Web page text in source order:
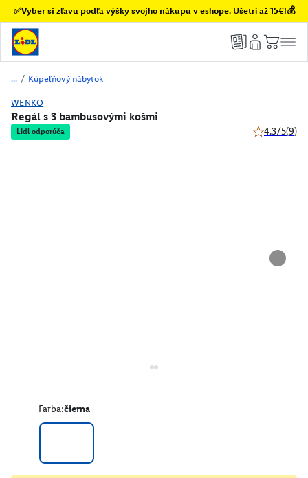
✅Vyber si zľavu podľa výšky svojho nákupu v eshope. Ušetri až 15€!💰
/ Kúpeľňový nábytok
WENKO
Regál s 3 bambusovými košmi
Lidl odporúča 4.3/5(9)
Farba:čierna